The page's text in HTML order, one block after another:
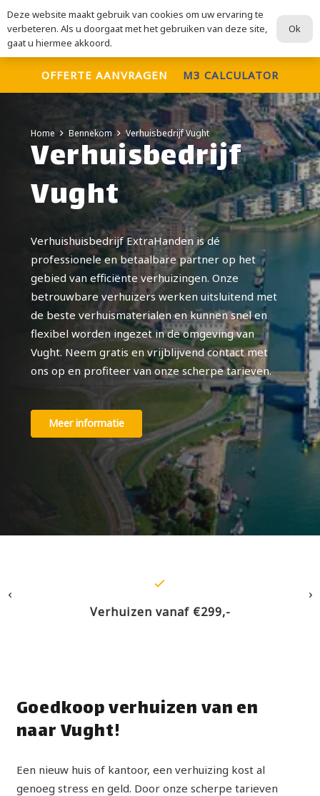
ExtraHanden
Voor al uw verhuisdiensten
OFFERTE AANVRAGEN M3 CALCULATOR
Home Bennekom Verhuisbedrijf Vught
Verhuisbedrijf
Vught
Verhuishuisbedrijf ExtraHanden is dé
professionele en betaalbare partner op het
gebied van efficiënte verhuizingen. Onze
betrouwbare verhuizers werken uitsluitend met
de beste verhuismaterialen en kunnen snel en
flexibel worden ingezet in de omgeving van
Vught. Neem gratis en vrijblijvend contact met
ons op en profiteer van onze scherpe tarieven.
Meer informatie
Verhuizen vanaf €299,-
Goedkoop verhuizen van en
naar Vught!
Een nieuw huis of kantoor, een verhuizing kost al
genoeg stress en geld. Door onze scherpe tarieven
Deze website maakt gebruik van cookies om uw ervaring te
verbeteren. Als u doorgaat met het gebruiken van deze site,
gaat u hiermee akkoord.
Ok